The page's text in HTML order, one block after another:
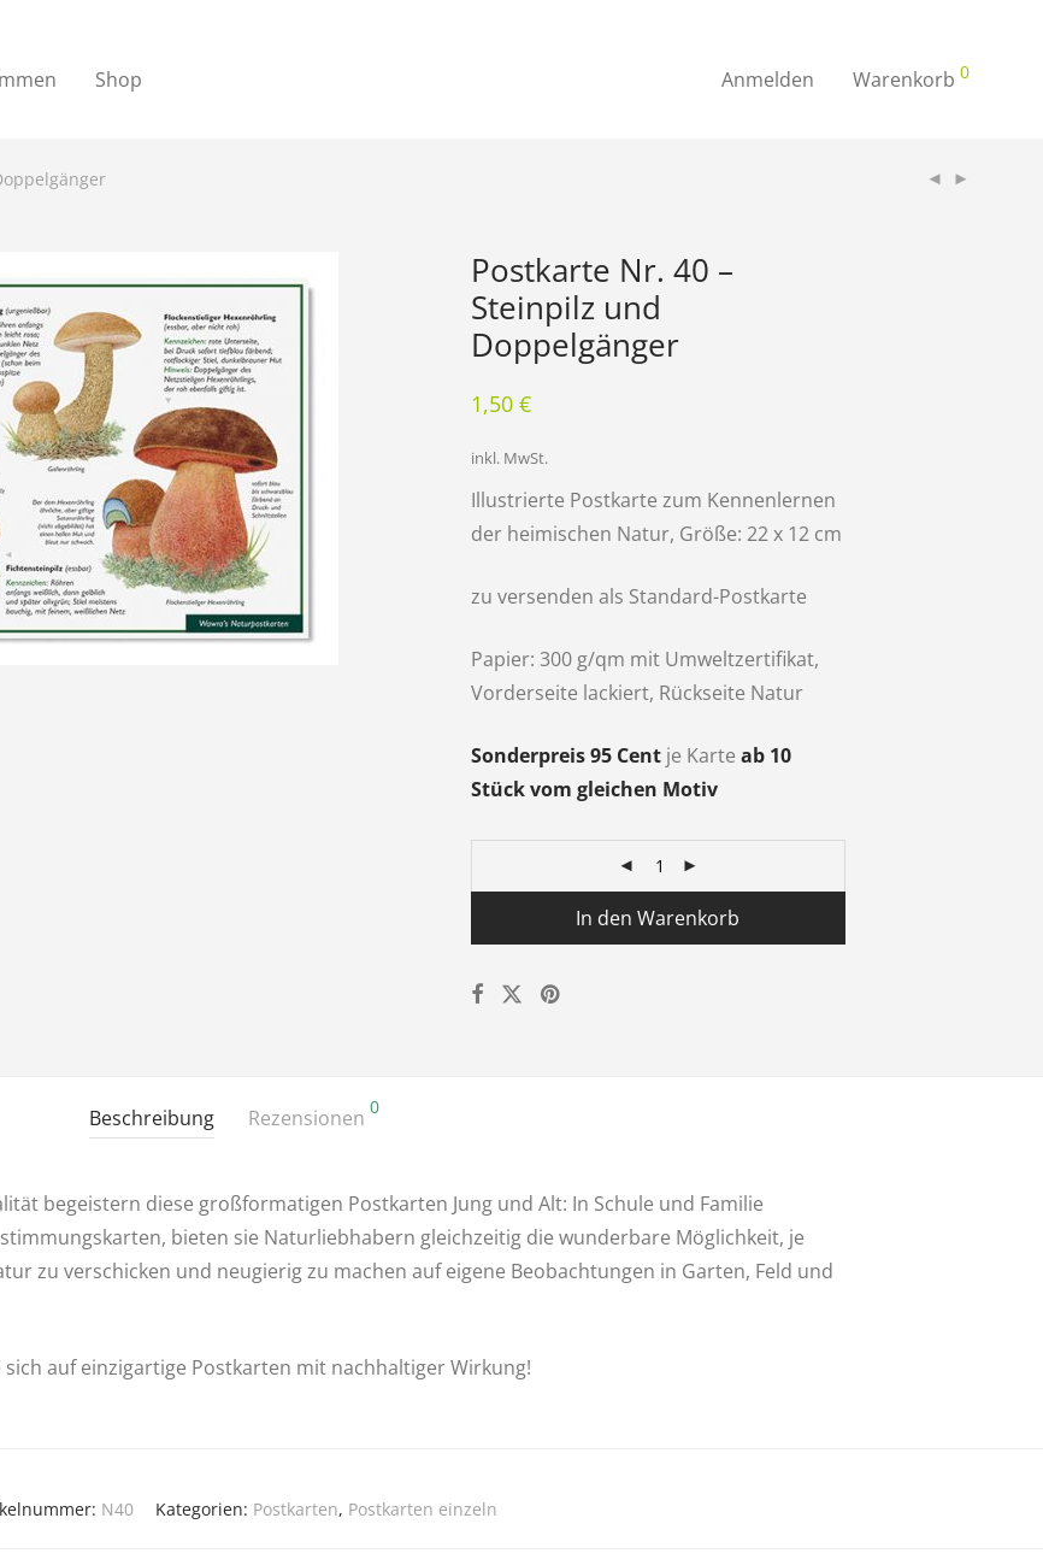
Shop Anmelden Warenkorb 0
Postkarte Nr. 40 –
Steinpilz und
Doppelgänger
1,50 €
inkl. MwSt.
Illustrierte Postkarte zum Kennenlernen
der heimischen Natur, Größe: 22 x 12 cm
zu versenden als Standard-Postkarte
Papier: 300 g/qm mit Umweltzertifikat,
Vorderseite lackiert, Rückseite Natur
Sonderpreis 95 Centje Karte ab 10
Stück vom gleichen Motiv
In den Warenkorb
Beschreibung Rezensionen 0
begeistern diese großformatigen Postkarten Jung und Alt: In Schule und Familie
bieten sie Naturliebhabern gleichzeitig die wunderbare Möglichkeit, je
zu verschicken und neugierig zu machen auf eigene Beobachtungen in Garten, Feld und
auf einzigartige Postkarten mit nachhaltiger Wirkung!
N40 Kategorien: Postkarten, Postkarten einzeln